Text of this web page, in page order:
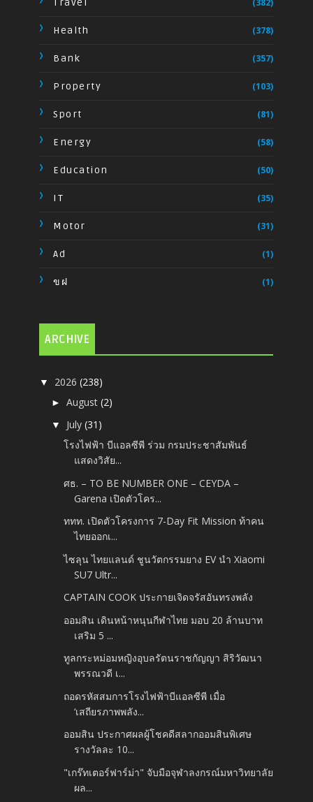
Travel (382)
Health (378)
Bank (357)
Property (103)
Sport (81)
Energy (58)
Education (50)
IT (35)
Motor (31)
Ad (1)
ขฝ (1)
ARCHIVE
▼ 2026(238)
►August(2)
▼ July(31)
โรงไฟฟ้า บีแอลซีพี ร่วม กรมประชาสัมพันธ์
แสดงวิสัย...
ศธ. – TO BE NUMBER ONE – CEYDA –
Garena เปิดตัวโคร...
ททท. เปิดตัวโครงการ 7-Day Fit Mission ท้าคน
ไทยออกเ...
ไซลุน ไทยแลนด์ ชูนวัตกรรมยาง EV นำ Xiaomi
SU7 Ultr...
CAPTAIN COOK ประกายเจิดจรัสอันทรงพลัง
ออมสิน เดินหน้าหนุนกีฬาไทย มอบ 20 ล้านบาท
เสริม 5 ...
ทูลกระหม่อมหญิงอุบลรัตนราชกัญญา สิริวัฒนา
พรรณวดี เ...
ถอดรหัสสมการโรงไฟฟ้าบีแอลซีพี เมื่อ
‘เสถียรภาพพลัง...
ออมสิน ประกาศผลผู้โชคดีสลากออมสินพิเศษ
รางวัลละ 10...
"เกร๊ทเตอร์ฟาร์ม่า" จับมือจุฬาลงกรณ์มหาวิทยาลัย
ผล...